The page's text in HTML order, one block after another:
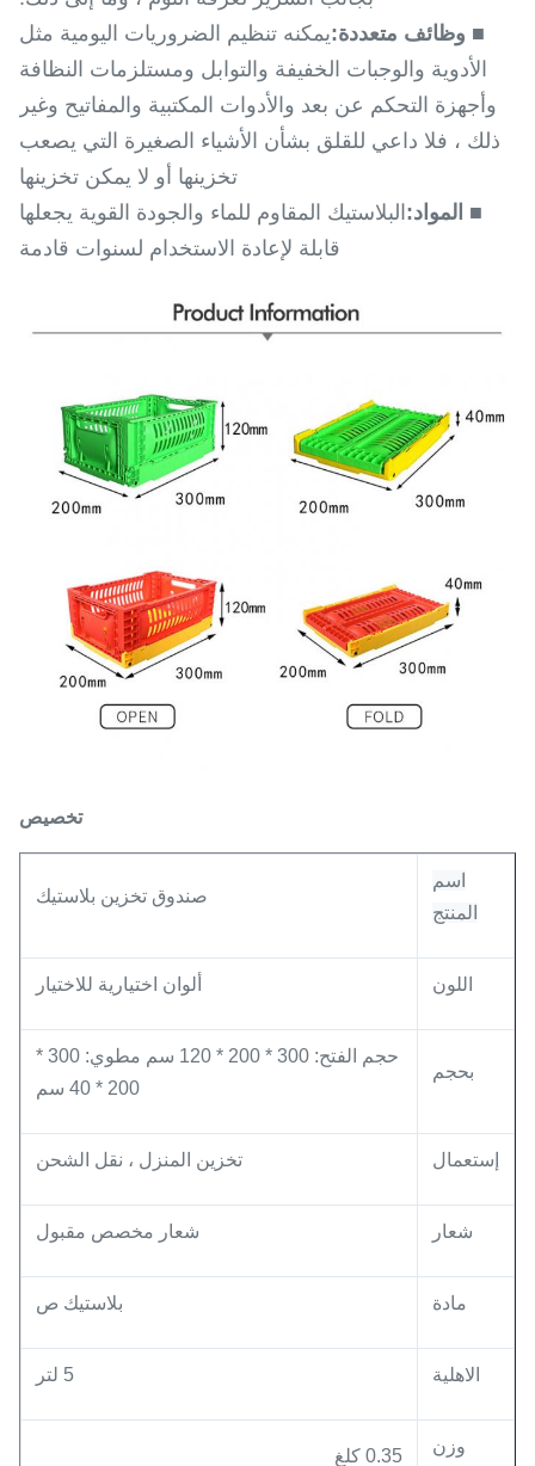
■ وظائف متعددة:يمكنه تنظيم الضروريات اليومية مثل
الأدوية والوجبات الخفيفة والتوابل ومستلزمات النظافة
وأجهزة التحكم عن بعد والأدوات المكتبية والمفاتيح وغير
ذلك ، فلا داعي للقلق بشأن الأشياء الصغيرة التي يصعب
تخزينها أو لا يمكن تخزينها
■ المواد: البلاستيك المقاوم للماء والجودة القوية يجعلها
قابلة لإعادة الاستخدام لسنوات قادمة
تخصيص
اسم
المنتج
صندوق تخزين بلاستيك
اللون ألوان اختيارية للاختيار
بحجم
حجم الفتح: 300 * 200 * 120 سم مطوي: 300 *
200 * 40 سم
إستعمال تخزين المنزل ، نقل الشحن
شعار شعار مخصص مقبول
مادة بلاستيك ص
الاهلية 5 لتر
وزن 0.35 كلغ